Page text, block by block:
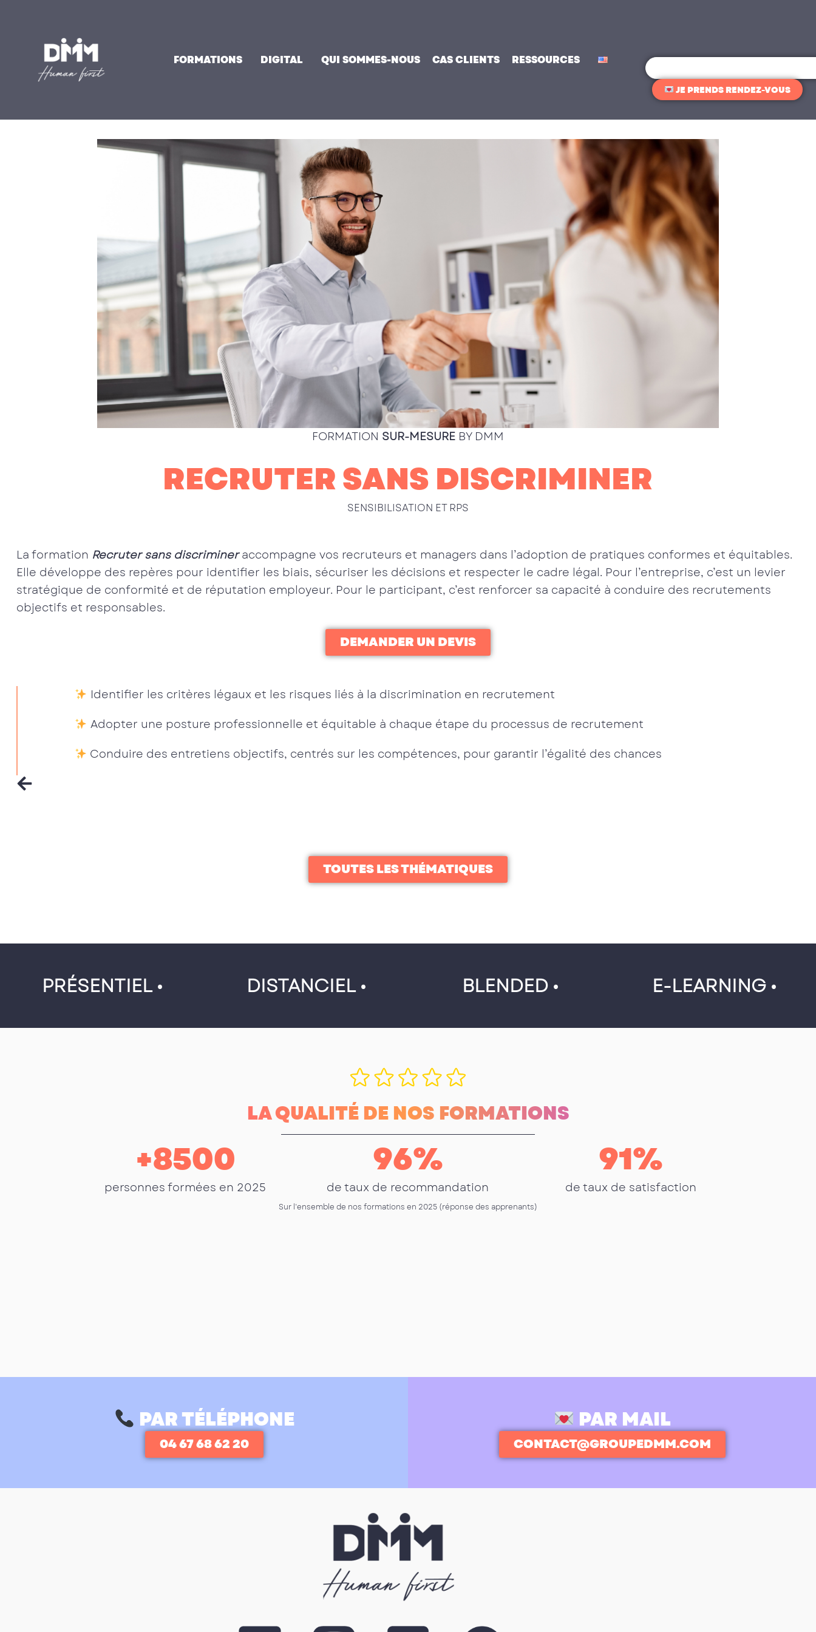
FORMATIONS DIGITAL QUI SOMMES-NOUS CAS CLIENTS RESSOURCES Rechercher
JE PRENDS RENDEZ-VOUS
FORMATION SUR-MESURE BY DMM
RECRUTER SANS DISCRIMINER
SENSIBILISATION ET RPS
La formation Recruter sans discrimineraccompagne vos recruteurs et managers dans l’adoption de pratiques conformes et équitables.
Elle développe des repères pour identifier les biais, sécuriser les décisions et respecter le cadre légal. Pour l’entreprise, c’est un levier
stratégique de conformité et de réputation employeur. Pour le participant, c’est renforcer sa capacité à conduire des recrutements
objectifs et responsables.
DEMANDER UN DEVIS
Identifier les critères légaux et les risques liés à la discrimination en recrutement
Adopter une posture professionnelle et équitable à chaque étape du processus de recrutement
Conduire des entretiens objectifs, centrés sur les compétences, pour garantir l’égalité des chances
TOUTES LES THÉMATIQUES
PRÉSENTIEL • DISTANCIEL • BLENDED • E-LEARNING •
LA QUALITÉ DE NOS FORMATIONS
personnes formées en 2025
+8500
de taux de recommandation
96%
de taux de satisfaction
91%
Sur l’ensemble de nos formations en 2025 (réponse des apprenants)
PAR TÉLÉPHONE
04 67 68 62 20
PAR MAIL
CONTACT@GROUPEDMM.COM